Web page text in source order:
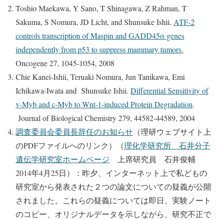
Toshio Maekawa, Y Sano, T Shinagawa, Z Rahman, T
Sakuma, S Nomura, JD Licht, and Shunsuke Ishii. ATF-2
controls transcription of Maspin and GADD45α genes
independently from p53 to suppress mammary tumors.
Oncogene 27, 1045-1054, 2008
Chie Kanei-Ishii, Teruaki Nomura, Jun Tanikawa, Emi
Ichikawa-Iwata and Shunsuke Ishii. Differential Sensitivity of
v-Myb and c-Myb to Wnt-1-induced Protein Degradation.
Journal of Biological Chemistry 279, 44582-44589, 2004
調査委員会委員長辞任のお知らせ （理研ウェブサイト上
のPDFファイルへのリンク）（理化学研究所 石井分子
遺伝学研究室ホームページ 上席研究員 石井俊輔
2014年4月25日）：昨夕、インターネット上で私どもの
研究室から発表された２つの論文についての疑義が公開
されました。これらの疑義については即日、実験ノート
のコピー、オリジナルデータを示しながら、研究不正で